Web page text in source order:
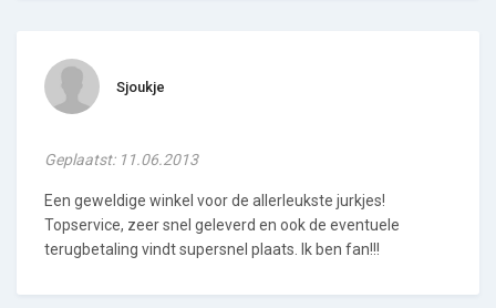
Sjoukje
Geplaatst: 11.06.2013
Een geweldige winkel voor de allerleukste jurkjes!
Topservice, zeer snel geleverd en ook de eventuele
terugbetaling vindt supersnel plaats. Ik ben fan!!!